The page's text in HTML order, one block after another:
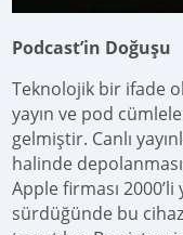
Podcast’in Doğuşu
Teknolojik bir ifade
yayın ve pod
gelmiştir. Canlı
halinde
Apple firması 2000’li
sürdüğünde bu